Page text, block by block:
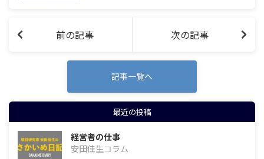
前の記事 次の記事
記事一覧へ
最近の投稿
経営者の仕事
安田佳生コラム